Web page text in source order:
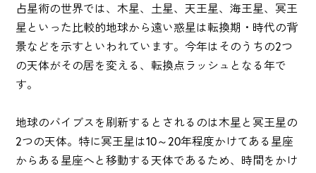
占星術の世界では、木星、土星、天王星、海王星、冥王
星といった比較的地球から遠い惑星は転換期・時代の背
景などを示すといわれています。今年はそのうちの2つ
の天体がその居を変える、転換点ラッシュとなる年で
す。
地球のバイブスを刷新するとされるのは木星と冥王星の
2つの天体。特に冥王星は10～20年程度かけてある星座
からある星座へと移動する天体であるため、時間をかけ